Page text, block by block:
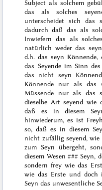
Subject als solchem
das als solches
unterscheidet sich das
dadurch daß das als
Inwiefern das als
natürlich weder das
d.h. das seyn
das Seyende im Sinn
das nicht seyn
Könnende nur als das
Müssende nur als das
dieselbe Artseyend wie
daß es in diesem
hinwiederum, es ist
so, daß es in diesem
nicht zufällig seyend, wie
zum Seyn übergeht,
diesem Wesen### Seyn,
sondern frey wie das
wie das Erste und doch
Seyn das unwesentliche